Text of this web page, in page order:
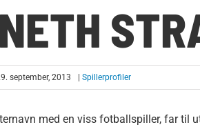
september, 2013 Spillerprofiler
med en viss fotballspiller, far til